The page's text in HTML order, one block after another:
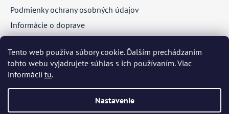
Tento web používa súbory cookie. Ďalším prechádzaním
tohto webu vyjadrujete súhlas s ich používaním. Viac
informácií tu.
Nastavenie
Podmienky ochrany osobných údajov
Informácie o doprave
Facebook